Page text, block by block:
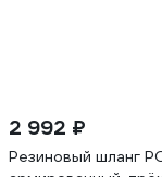
2 992 ₽
Резиновый шланг